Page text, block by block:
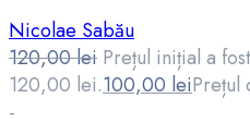
Nicolae Sabău
120,00lei Prețul inițial a
120,00 lei.100,00leiPrețul
-